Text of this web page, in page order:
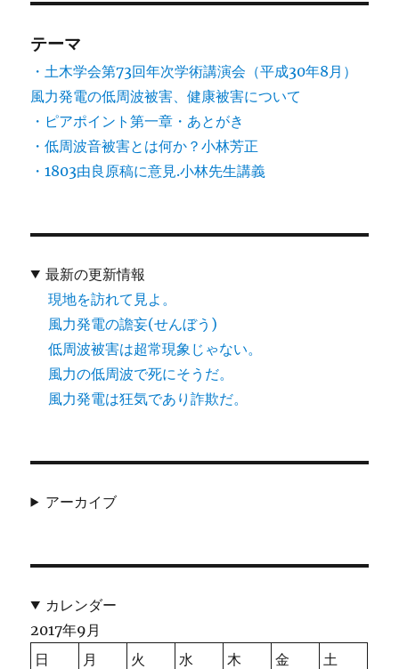
テーマ
・土木学会第73回年次学術講演会（平成30年8月）
風力発電の低周波被害、健康被害について
・ピアポイント第一章・あとがき
・低周波音被害とは何か？小林芳正
・1803由良原稿に意見.小林先生講義
最新の更新情報
現地を訪れて見よ。
風力発電の譫妄(せんぼう)
低周波被害は超常現象じゃない。
風力の低周波で死にそうだ。
風力発電は狂気であり詐欺だ。
アーカイブ
カレンダー
2017年9月
日
月 火 水 木 金
土